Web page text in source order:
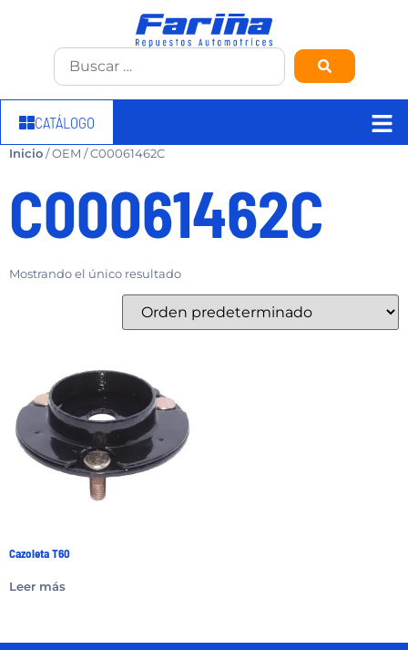
CATÁLOGO
Inicio/ OEM / C00061462C
C00061462C
Mostrando el único resultado
Cazoleta T60
Leer más